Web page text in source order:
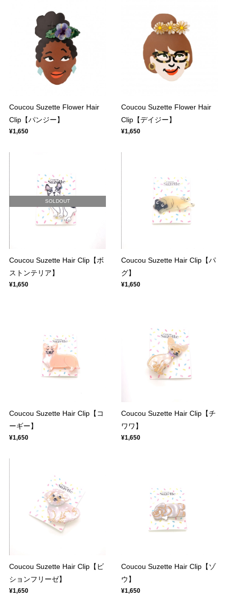
Coucou Suzette Flower Hair
Clip【パンジー】
¥1,650
Coucou Suzette Flower Hair
Clip【デイジー】
¥1,650
SOLDOUT
Coucou Suzette Hair Clip【ボ
ストンテリア】
¥1,650
Coucou Suzette Hair Clip【パ
グ】
¥1,650
Coucou Suzette Hair Clip【コ
ーギー】
¥1,650
Coucou Suzette Hair Clip【チ
ワワ】
¥1,650
Coucou Suzette Hair Clip【ビ
ションフリーゼ】
¥1,650
Coucou Suzette Hair Clip【ゾ
ウ】
¥1,650